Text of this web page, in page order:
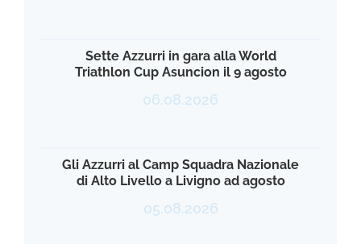
Sette Azzurri in gara alla World
Triathlon Cup Asuncion il 9 agosto
06.08.2026
Gli Azzurri al Camp Squadra Nazionale
di Alto Livello a Livigno ad agosto
05.08.2026